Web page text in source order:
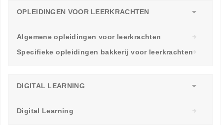
OPLEIDINGEN VOOR LEERKRACHTEN
Algemene opleidingen voor leerkrachten
Specifieke opleidingen bakkerij voor leerkrachten
DIGITAL LEARNING
Digital Learning